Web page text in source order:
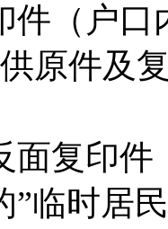
件（户
原件及
面复印件
”临时居